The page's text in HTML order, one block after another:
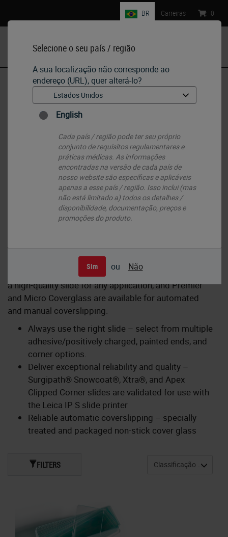
BR
Selecione o seu país / região
A sua localização não corresponde ao
endereço (URL), quer alterá-lo?
English
Cada país / região pode ter seu próprio
conjunto de requisitos regulamentares e
práticas médicas. As informações
encontradas na versão de cada país de
nosso website são específicas e aplicáveis ​​
apenas a esse país / região. Isso inclui (mas
não está limitado a) todos os detalhes /
disponibilidade, documentação, preços e
promoções do produto.
Sim ou Não
Carreiras : 0
Histology Consumables
Slides & Coverglass
Create clearly superior microscope slides and e-
slides. The diverse Surgipath® range lets you choose
a high-quality slide for any application, and Premier
and Micro Coverglass are available for automated
and manual coverslipping.
Always use the right slide – select from multiple
adhesive/positively charged, painted ends, and
corner options.
Deliver exceptional reliability and quality –
Surgipath® Snowcoat®, Xtra®, and Apex
Clipped Corner slides are validated for use with
the Leica IP S slide printer
Reliable automatic coverslipping – specially
treated and packaged non-stick cover glass
FILTERS